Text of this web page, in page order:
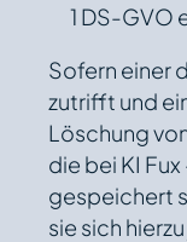
1 DS-GVO
Sofern einer
zutrifft und
Löschung
die bei KI
gespeichert
sie sich